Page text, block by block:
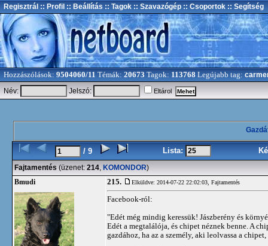
Regisztrál :: Profil :: Beállítás :: Tagok :: Szavazógép :: Csoportok :: Segítség
Hozzászólások: 9504060/11 Témák: 20673 Tagok: 113768 Legújabb tag:
Név:
Jelszó: Eltárol
/ 9 Lista:
Fajtamentés (üzenet: 214 KOMONDOR)
Bmudi 215. Elküldve: 2014-07-22 22:02:03, Fajtamentés
Facebook-ról:
"Edét még mindig keressük! Jászberény és
Edét a megtalálója, és chipet néznek benne. A
gazdához, ha az a személy, aki leolvassa a